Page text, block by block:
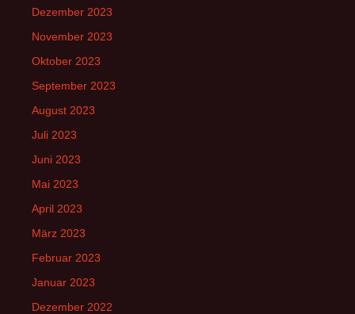
Dezember 2023
November 2023
Oktober 2023
September 2023
August 2023
Juli 2023
Juni 2023
Mai 2023
April 2023
März 2023
Februar 2023
Januar 2023
Dezember 2022